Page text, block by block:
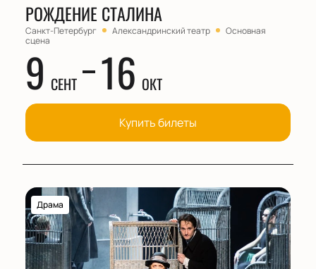
РОЖДЕНИЕ СТАЛИНА
Санкт-Петербург Александринский театр
Основная
сцена
9 СЕНТ 16 ОКТ
Купить билеты
Драма